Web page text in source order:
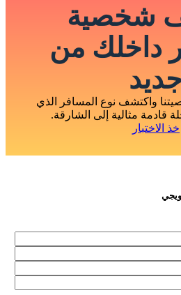
شخصية
داخلك من
واكتشف نوع المسافر الذي
قادمة مثالية إلى الشارقة.
خذ الاختبار